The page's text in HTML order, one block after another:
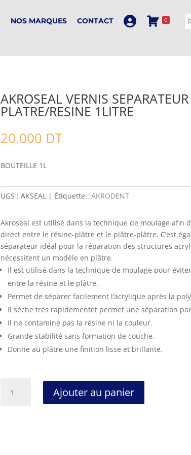
NOS MARQUES CONTACT 0
AKROSEAL VERNIS
PLATRE/RESINE 1LITRE
20.000 DT
BOUTEILLE 1L
UGS : AKSEAL Étiquette : AKRODENT
Akroseal est utilisé dans la technique de moulage afin
direct entre le résine-plâtre et le plâtre-plâtre. C’est
séparateur idéal pour la réparation des structures
nécessitent un modèle en plâtre.
Il est utilisé dans la technique de moulage pour
entre la résine et le plâtre.
Permet de séparer facilement l’acrylique après la
Il sèche très rapidementet permet une séparation
Il ne contamine pas la résine ni la couleur.
Grande stabilité sans formation de couche.
Donne au plâtre une finition lisse et brillante.
Ajouter au panier